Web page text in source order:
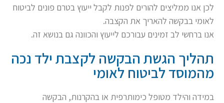
לכן אנו ממליצים להורים לפנות לקבל ייעוץ בטרם פונים לביטוח
לאומי בבקשה להאריך את הקצבה.
אנו ברחשי לב זמינים עבורכם לייעוץ והכוונה גם בנושא זה.
תהליך הגשת הבקשה לקצבת ילד נכה
מהמוסד לביטוח לאומי
במידה והילד מטופל כימותרפית או בהקרנות, הבקשה